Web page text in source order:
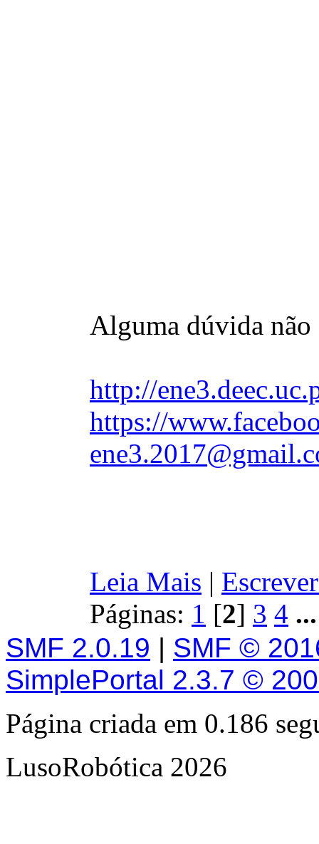
Alguma dúvida não
http://
https://
Leia Mais |
Páginas: 1 [2] 3 4
SMF 2.0.19 | SMF ©
SimplePortal 2.3.7 ©
Página criada em 0.186
LusoRobótica 2026